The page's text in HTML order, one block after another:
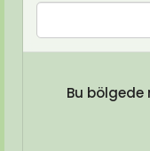
Bu bölgede